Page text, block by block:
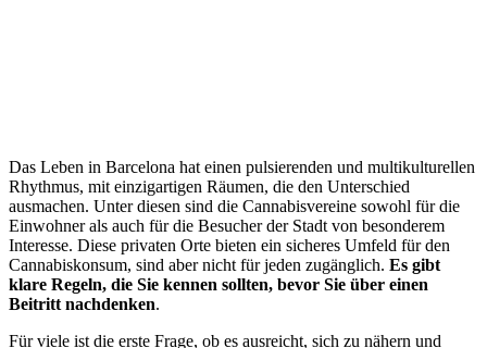
Das Leben in Barcelona hat einen pulsierenden und multikulturellen
Rhythmus, mit einzigartigen Räumen, die den Unterschied
ausmachen. Unter diesen sind die Cannabisvereine sowohl für die
Einwohner als auch für die Besucher der Stadt von besonderem
Interesse. Diese privaten Orte bieten ein sicheres Umfeld für den
Cannabiskonsum, sind aber nicht für jeden zugänglich. Es gibt
klare Regeln, die Sie kennen sollten, bevor Sie über einen
Beitritt nachdenken.
Für viele ist die erste Frage, ob es ausreicht, sich zu nähern und